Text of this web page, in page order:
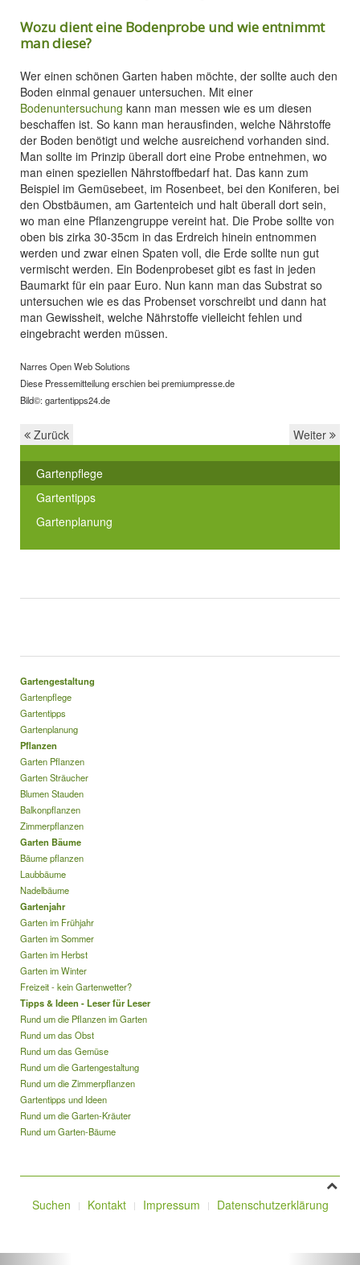
Wozu dient eine Bodenprobe und wie entnimmt
man diese?
Wer einen schönen Garten haben möchte, der sollte auch den
Boden einmal genauer untersuchen. Mit einer
Bodenuntersuchung kann man messen wie es um diesen
beschaffen ist. So kann man herausfinden, welche Nährstoffe
der Boden benötigt und welche ausreichend vorhanden sind.
Man sollte im Prinzip überall dort eine Probe entnehmen, wo
man einen speziellen Nährstoffbedarf hat. Das kann zum
Beispiel im Gemüsebeet, im Rosenbeet, bei den Koniferen, bei
den Obstbäumen, am Gartenteich und halt überall dort sein,
wo man eine Pflanzengruppe vereint hat. Die Probe sollte von
oben bis zirka 30-35cm in das Erdreich hinein entnommen
werden und zwar einen Spaten voll, die Erde sollte nun gut
vermischt werden. Ein Bodenprobeset gibt es fast in jeden
Baumarkt für ein paar Euro. Nun kann man das Substrat so
untersuchen wie es das Probenset vorschreibt und dann hat
man Gewissheit, welche Nährstoffe vielleicht fehlen und
eingebracht werden müssen.
Narres Open Web Solutions
Diese Pressemitteilung erschien bei premiumpresse.de
Bild©: gartentipps24.de
Zurück Weiter
Gartenpflege
Gartentipps
Gartenplanung
Gartengestaltung
Gartenpflege
Gartentipps
Gartenplanung
Pflanzen
Garten Pflanzen
Garten Sträucher
Blumen Stauden
Balkonpflanzen
Zimmerpflanzen
Garten Bäume
Bäume pflanzen
Laubbäume
Nadelbäume
Gartenjahr
Garten im Frühjahr
Garten im Sommer
Garten im Herbst
Garten im Winter
Freizeit - kein Gartenwetter?
Tipps & Ideen - Leser für Leser
Rund um die Pflanzen im Garten
Rund um das Obst
Rund um das Gemüse
Rund um die Gartengestaltung
Rund um die Zimmerpflanzen
Gartentipps und Ideen
Rund um die Garten-Kräuter
Rund um Garten-Bäume
Suchen Kontakt Impressum Datenschutzerklärung